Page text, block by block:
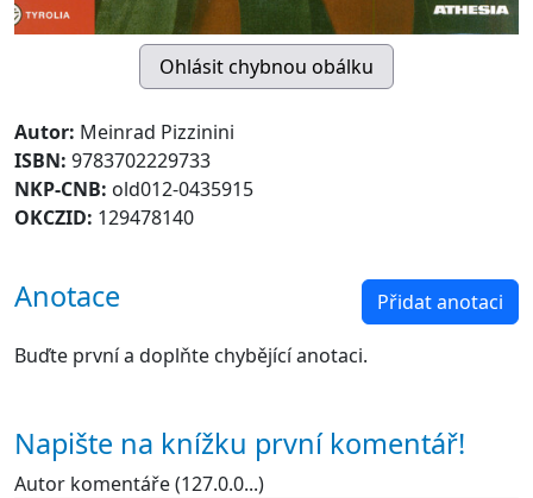
Autor: Meinrad Pizzinini
ISBN: 9783702229733
NKP-CNB: old012-0435915
OKCZID: 129478140
Anotace Přidat anotaci
Buďte první a doplňte chybějící anotaci.
Napište na knížku první komentář!
Autor komentáře (127.0.0...)